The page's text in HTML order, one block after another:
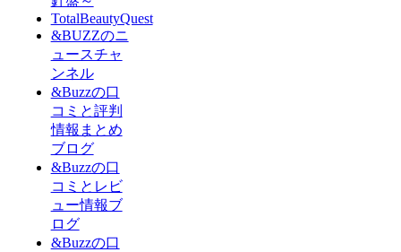
TotalBeautyQuest
&BUZZのニ
ュースチャ
ンネル
&Buzzの口
コミと評判
情報まとめ
ブログ
&Buzzの口
コミとレビ
ュー情報ブ
ログ
&Buzzの口